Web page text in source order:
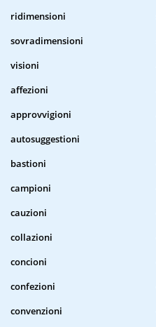
ridimensioni
sovradimensioni
visioni
affezioni
approvvigioni
autosuggestioni
bastioni
campioni
cauzioni
collazioni
concioni
confezioni
convenzioni